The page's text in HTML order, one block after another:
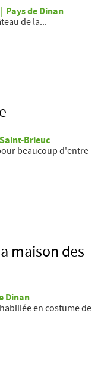
Pays de Dinan
de la...
Brieuc
beaucoup d'entre
maison des
Dinan
en costume de